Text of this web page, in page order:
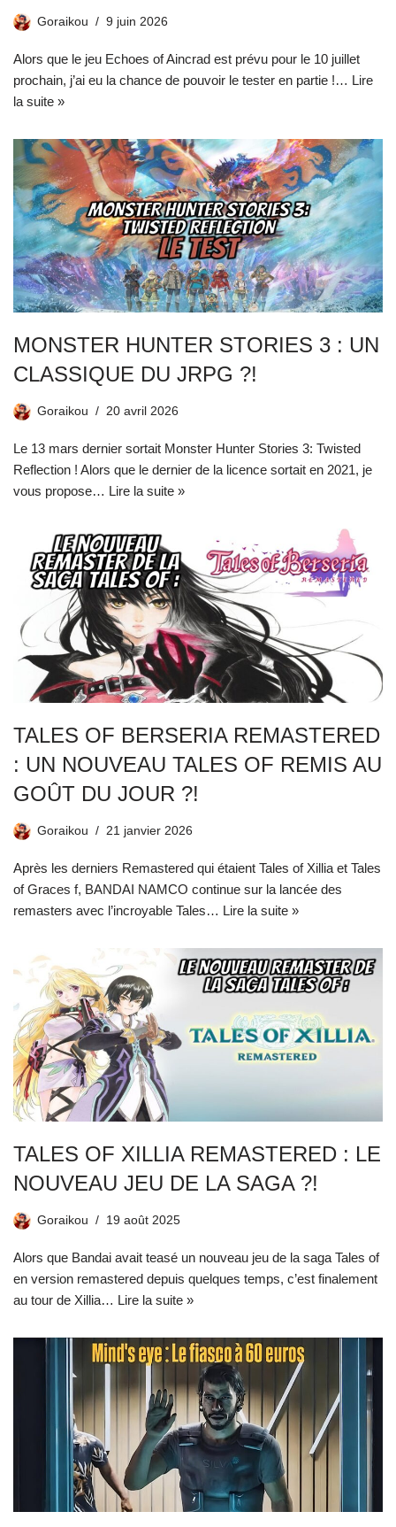
Goraikou 9 juin 2026
Alors que le jeu Echoes of Aincrad est prévu pour le 10 juillet
prochain, j’ai eu la chance de pouvoir le tester en partie !… Lire
la suite »
MONSTER HUNTER STORIES 3 : UN
CLASSIQUE DU JRPG ?!
Goraikou 20 avril 2026
Le 13 mars dernier sortait Monster Hunter Stories 3: Twisted
Reflection ! Alors que le dernier de la licence sortait en 2021, je
vous propose… Lire la suite »
TALES OF BERSERIA REMASTERED
: UN NOUVEAU TALES OF REMIS AU
GOÛT DU JOUR ?!
Goraikou 21 janvier 2026
Après les derniers Remastered qui étaient Tales of Xillia et Tales
of Graces f, BANDAI NAMCO continue sur la lancée des
remasters avec l’incroyable Tales… Lire la suite »
TALES OF XILLIA REMASTERED : LE
NOUVEAU JEU DE LA SAGA ?!
Goraikou 19 août 2025
Alors que Bandai avait teasé un nouveau jeu de la saga Tales of
en version remastered depuis quelques temps, c’est finalement
au tour de Xillia… Lire la suite »